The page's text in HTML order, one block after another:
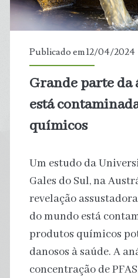
Publicado em 12/04/2024
Grande parte da
está
químicos
Um estudo da
Gales do Sul, na
revelação
do mundo está
produtos químicos
danosos à saúde. A
concentração de